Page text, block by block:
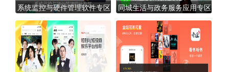
系统监控与硬件管理软件专区 同城生活与政务服务应用专区